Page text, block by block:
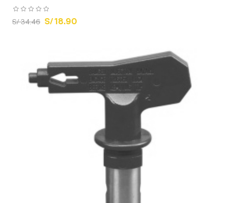
S/ 34.46 S/ 18.90